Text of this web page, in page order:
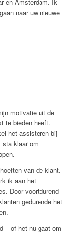
en Amsterdam. Ik
naar uw nieuwe
motivatie uit de
te bieden heeft.
het assisteren bij
sta klaar om
van de klant.
ik aan het
Door voortdurend
gedurende het
– of het nu gaat om